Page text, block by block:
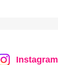
Instagram